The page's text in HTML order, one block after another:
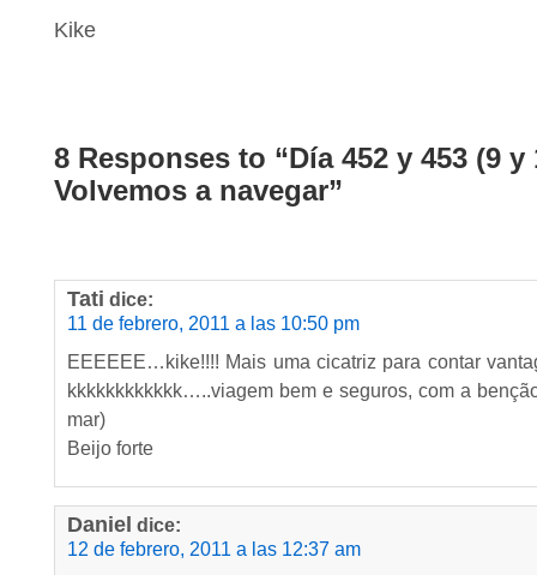
Kike
8 Responses to “Día 452 y 453 (9 y
Volvemos a navegar”
Tati dice:
11 de febrero, 2011 a las 10:50 pm
EEEEEE…kike!!!! Mais uma cicatriz para contar
kkkkkkkkkkkk…..viagem bem e seguros, com a
mar)
Beijo forte
Daniel dice:
12 de febrero, 2011 a las 12:37 am